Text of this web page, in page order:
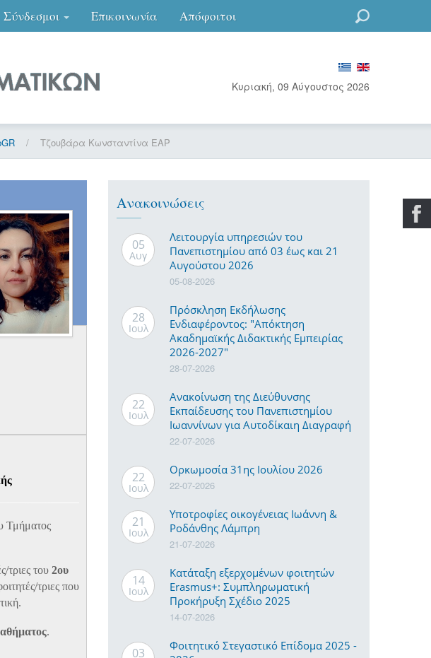
Σύνδεσμοι Επικοινωνία Απόφοιτοι
Κυριακή, 09 Αύγουστος 2026
/ Τζουβάρα Κωνσταντίνα ΕΑΡ
Τμήματος
τριες του 2ου
τριες που
.
Ανακοινώσεις
05
Αυγ
Λειτουργία υπηρεσιών του
Πανεπιστημίου από 03 έως και 21
Αυγούστου 2026
05-08-2026
28
Ιουλ
Πρόσκληση Εκδήλωσης
Ενδιαφέροντος: "Απόκτηση
Ακαδημαϊκής Διδακτικής Εμπειρίας
2026-2027"
28-07-2026
22
Ιουλ
Ανακοίνωση της Διεύθυνσης
Εκπαίδευσης του Πανεπιστημίου
Ιωαννίνων για Αυτοδίκαιη Διαγραφή
22-07-2026
22
Ιουλ
Ορκωμοσία 31ης Ιουλίου 2026
22-07-2026
21
Ιουλ
Υποτροφίες οικογένειας Ιωάννη &
Ροδάνθης Λάμπρη
21-07-2026
14
Ιουλ
Κατάταξη εξερχομένων φοιτητών
Erasmus+: Συμπληρωματική
Προκήρυξη Σχέδιο 2025
14-07-2026
03
Φοιτητικό Στεγαστικό Επίδομα 2025 -